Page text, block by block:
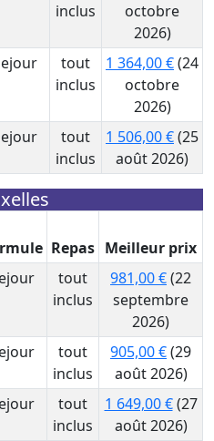
inclus
octobre
2026)
tout
inclus
1 364,00 €(24
octobre
2026)
tout
inclus
1 506,00 €(25
août 2026)
Repas Meilleur prix
tout
inclus
981,00 €(22
septembre
2026)
tout
inclus
905,00 €(29
août 2026)
tout
inclus
1 649,00 €(27
août 2026)